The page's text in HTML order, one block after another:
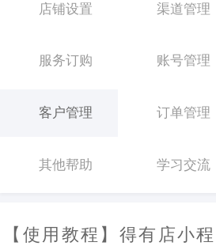
店铺设置 渠道管理
服务订购 账号管理
客户管理 订单管理
其他帮助 学习交流
【使用教程】得有店小